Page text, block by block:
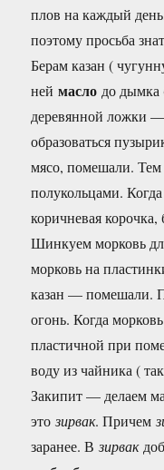
плов на каждый
поэтому просьба
Берам казан (
неймасло до дымка
деревянной ложки
образоваться
мясо, помешали.
полукольцами. Когда
коричневая
Шинкуем морковь
морковь на
казан — помешали.
огонь. Когда
пластичной при
воду из чайника (
Закипит — делаем
этозирвак. Причем
заранее. Взирвак